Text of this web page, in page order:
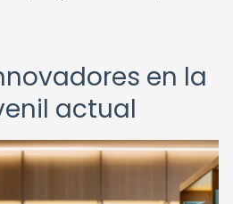
en la
actual